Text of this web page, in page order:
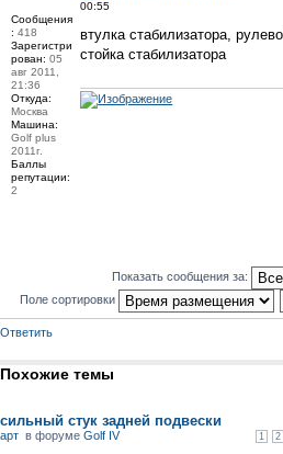
00:55
втулка стабилизатора,
стойка стабилизатора
Сообщения
: 418
Зарегистри
рован: 05
авг 2011,
21:36
Откуда:
Москва
Машина:
Golf plus
2011г.
Баллы
репутации:
2
Показать сообщения за:
Поле сортировки
Ответить
Похожие темы
сильный стук задней подвески
1 2
арт в форумеGolf IV